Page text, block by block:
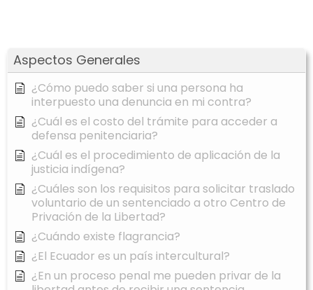
Aspectos Generales
¿Cómo puedo saber si una persona ha
interpuesto una denuncia en mi contra?
¿Cuál es el costo del trámite para acceder a
defensa penitenciaria?
¿Cuál es el procedimiento de aplicación de la
justicia indígena?
¿Cuáles son los requisitos para solicitar traslado
voluntario de un sentenciado a otro Centro de
Privación de la Libertad?
¿Cuándo existe flagrancia?
¿El Ecuador es un país intercultural?
¿En un proceso penal me pueden privar de la